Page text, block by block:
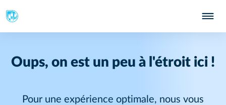
Oups, on est un peu à l'étroit ici !
Pour une expérience optimale, nous vous